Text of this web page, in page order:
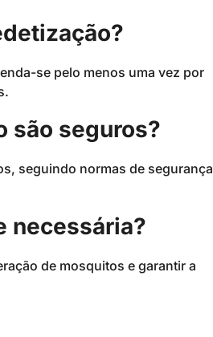
se pelo menos uma vez por
são seguros?
seguindo normas de segurança
necessária?
de mosquitos e garantir a